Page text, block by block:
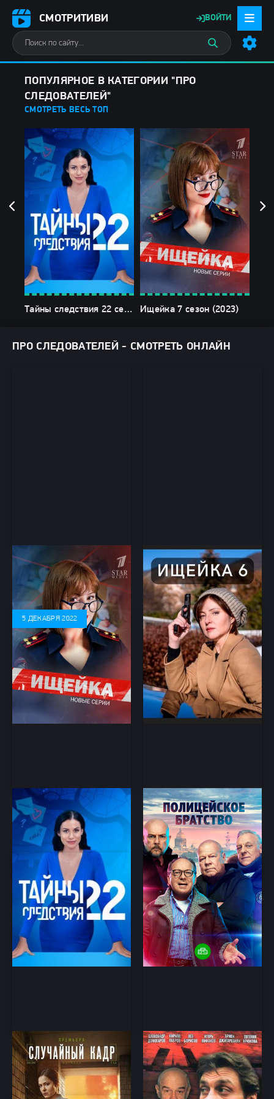
СМОТРИТИВИ ВОЙТИ
ПОПУЛЯРНОЕ В КАТЕГОРИИ "ПРО
СЛЕДОВАТЕЛЕЙ"
СМОТРЕТЬ ВЕСЬ ТОП
Тайны следствия 22 сезон (2022) Ищейка 7 сезон (2023)
ПРО СЛЕДОВАТЕЛЕЙ - СМОТРЕТЬ ОНЛАЙН
Ищейка 7 сезон (2023)
Детектив
Ищейка новый 6 сезон
(2022)
Детектив
Тайны следствия 22 сезон
(2022)
Детектив
5 ДЕКАБРЯ 2022
Полицейское братство
(2022)
боевик, детектив
Случайный кадр
Детектив
Бандитский Петербург:
Барон
Драма, криминал